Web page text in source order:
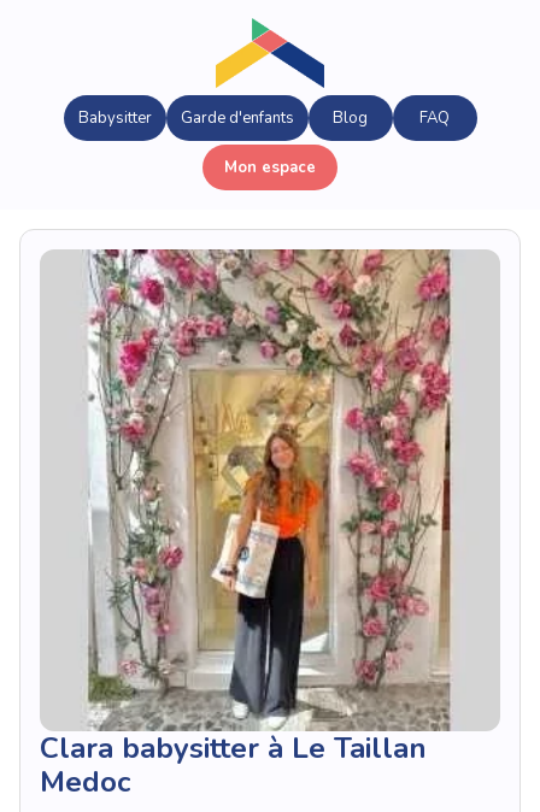
Babysitter Garde d'enfants Blog FAQ
Mon espace
Clara babysitter à Le Taillan
Medoc